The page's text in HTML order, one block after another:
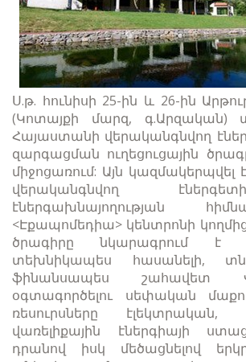
Ս.թ. հունիսի 25-ին և 26-ին
(Կոտայքի մարզ, գ.Արզական)
Հայաստանի վերականգնվող
զարգացման ուղեցուցային
միջոցառում: Այն
վերականգնվող
էներգախնայողության
<Էքապոմեդիա> կենտրոնի
ծրագիրը նկարագրում է
տեխնիկապես հասանելի,
ֆինանսապես շահավետ
օգտագործելու սեփական
ռեսուրսները
վառելիքային էներգիայի
դրանով իսկ մեծացնելով